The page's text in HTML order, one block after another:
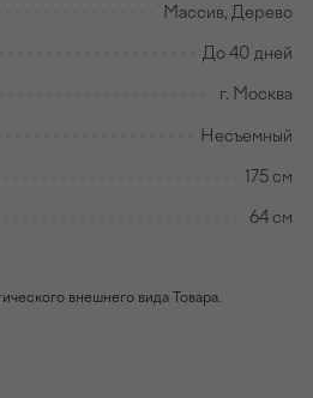
Массив, Дерево
До 40 дней
г. Москва
Несъемный
175 см
64 см
внешнего вида Товара.